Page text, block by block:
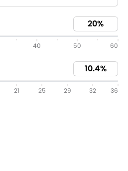
40 50 60
21 25 29 32 36